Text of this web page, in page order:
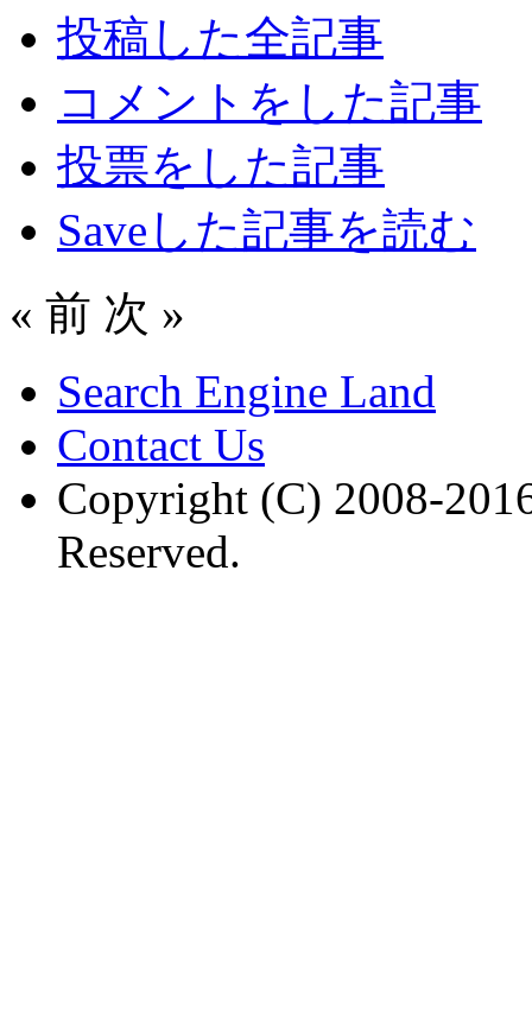
投稿した全記事
コメントをした記事
投票をした記事
Saveした記事を読む
« 前 次 »
Search Engine Land
Contact Us
Copyright (C) 2008-
Reserved.